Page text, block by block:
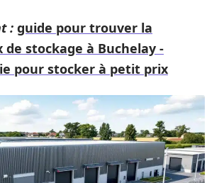
: guide pour trouver la
stockage à Buchelay -
pour stocker à petit prix